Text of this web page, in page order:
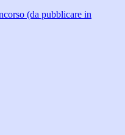
(da pubblicare in